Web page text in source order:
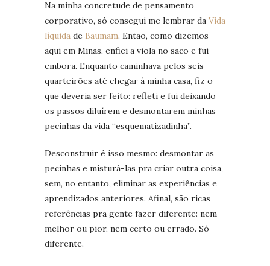
Na minha concretude de pensamento
corporativo, só consegui me lembrar da Vida
líquida de Baumam. Então, como dizemos
aqui em Minas, enfiei a viola no saco e fui
embora. Enquanto caminhava pelos seis
quarteirões até chegar à minha casa, fiz o
que deveria ser feito: refleti e fui deixando
os passos diluírem e desmontarem minhas
pecinhas da vida “esquematizadinha”.
Desconstruir é isso mesmo: desmontar as
pecinhas e misturá-las pra criar outra coisa,
sem, no entanto, eliminar as experiências e
aprendizados anteriores. Afinal, são ricas
referências pra gente fazer diferente: nem
melhor ou pior, nem certo ou errado. Só
diferente.